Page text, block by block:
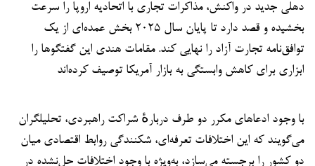
دهلی جدید در واکنش، مذاکرات تجاری با اتحادیه اروپا را سرعت
بخشیده و قصد دارد تا پایان سال ۲۰۲۵ بخش عمده‌ای از یک
توافق‌نامه تجارت آزاد را نهایی کند. مقامات هندی این گفتگوها را
ابزاری برای کاهش وابستگی به بازار آمریکا توصیف کرده‌اند
با وجود ادعاهای مکرر دو طرف دربارهٔ شراکت راهبردی، تحلیلگران
می‌گویند که این اختلافات تعرفه‌ای، شکنندگی روابط اقتصادی میان
دو کشور را برجسته می‌سازد، به‌ویژه با وجود اختلافات حل‌نشده در